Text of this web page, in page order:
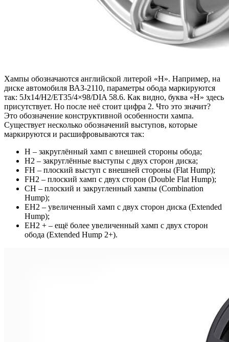
Хампы обозначаются английской литерой «Н». Например, на
диске автомобиля ВАЗ-2110, параметры обода маркируются
так: 5Jx14/H2/ЕT35/4×98/DIA 58.6. Как видно, буква «Н» здесь
присутствует. Но после неё стоит цифра 2. Что это значит?
Это обозначение конструктивной особенности хампа.
Существует несколько обозначений выступов, которые
маркируются и расшифровываются так:
Н – закруглённый хамп с внешней стороны обода;
Н2 – закруглённые выступы с двух сторон диска;
FH – плоский выступ с внешней стороны (Flat Hump);
FH2 – плоский хамп с двух сторон (Double Flat Hump);
CH – плоский и закругленный хампы (Combination
Hump);
EH2 – увеличенный хамп с двух сторон диска (Extended
Hump);
EH2 + – ещё более увеличенный хамп с двух сторон
обода (Extended Hump 2+).